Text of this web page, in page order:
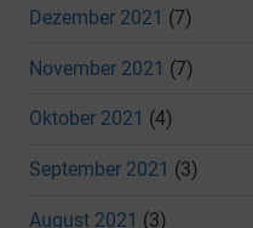
Dezember 2021 (7)
November 2021 (7)
Oktober 2021 (4)
September 2021 (3)
August 2021 (3)